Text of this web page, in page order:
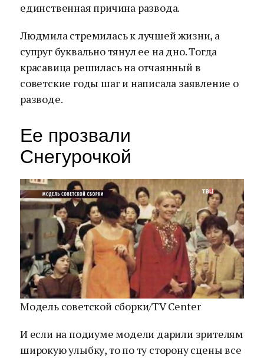
единственная причина развода.
Людмила стремилась к лучшей жизни, а
супруг буквально тянул ее на дно. Тогда
красавица решилась на отчаянный в
советские годы шаг и написала заявление о
разводе.
Ее прозвали
Снегурочкой
Модель советской сборки/TV Center
И если на подиуме модели дарили зрителям
широкую улыбку, то по ту сторону сцены все